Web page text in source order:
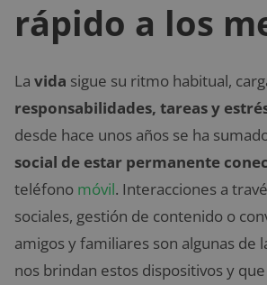
rápido a los
La vida sigue su ritmo habitual,
responsabilidades, tareas y
desde hace unos años se ha
social de estar permanente
teléfono móvil. Interacciones a
sociales, gestión de contenido o
amigos y familiares son algunas de
nos brindan estos dispositivos y que